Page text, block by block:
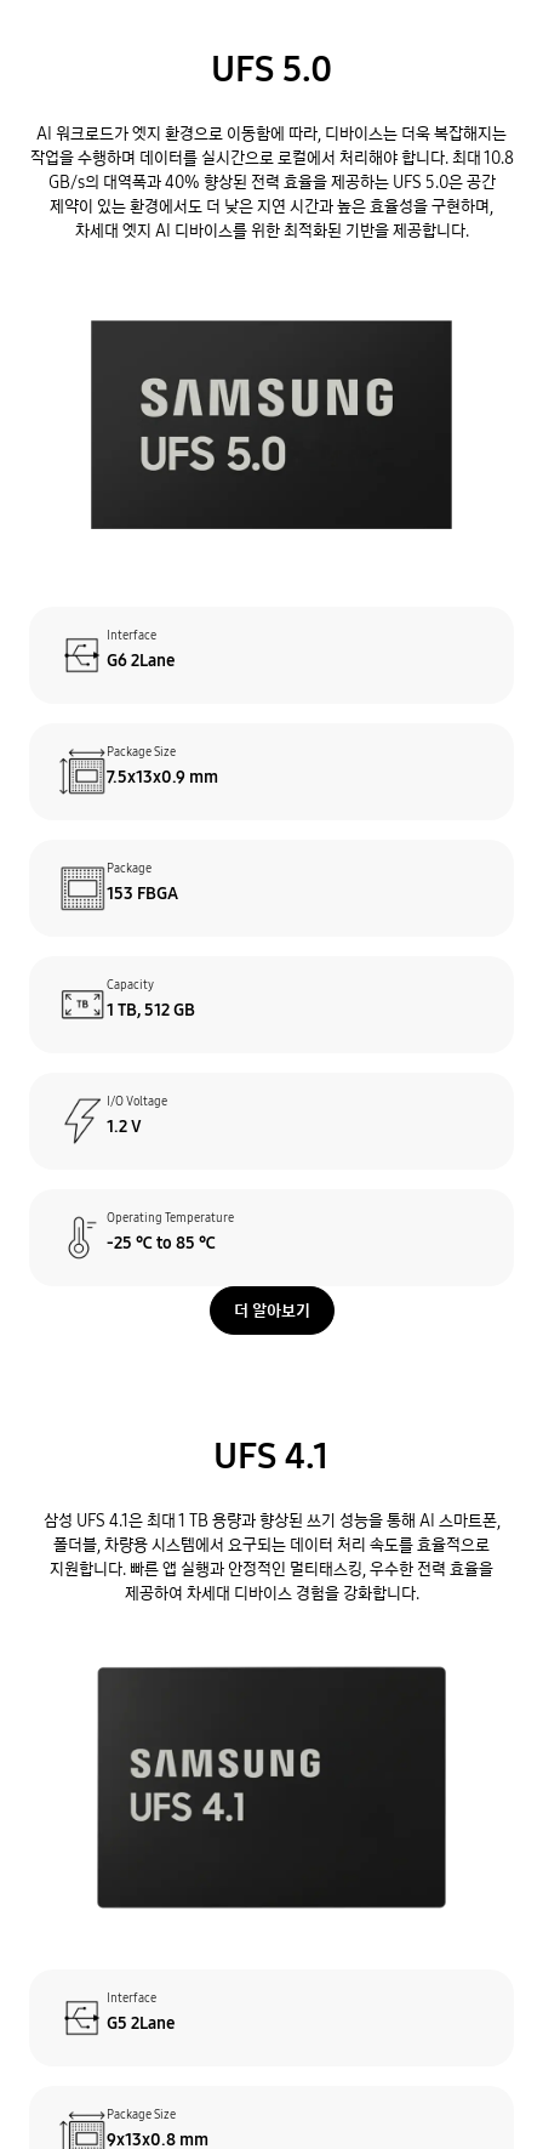
UFS 5.0
AI 워크로드가 엣지 환경으로 이동함에 따라, 디바이스는 더욱 복잡해지는
작업을 수행하며 데이터를 실시간으로 로컬에서 처리해야 합니다. 최대 10.8
GB/s의 대역폭과 40% 향상된 전력 효율을 제공하는 UFS 5.0은 공간
제약이 있는 환경에서도 더 낮은 지연 시간과 높은 효율성을 구현하며,
차세대 엣지 AI 디바이스를 위한 최적화된 기반을 제공합니다.
Interface
G6 2Lane
Package Size
7.5x13x0.9 mm
Package
153 FBGA
Capacity
1 TB, 512 GB
I/O Voltage
1.2 V
Operating Temperature
-25 ℃ to 85 ℃
더 알아보기
UFS 4.1
삼성 UFS 4.1은 최대 1 TB 용량과 향상된 쓰기 성능을 통해 AI 스마트폰,
폴더블, 차량용 시스템에서 요구되는 데이터 처리 속도를 효율적으로
지원합니다. 빠른 앱 실행과 안정적인 멀티태스킹, 우수한 전력 효율을
제공하여 차세대 디바이스 경험을 강화합니다.
Interface
G5 2Lane
Package Size
9x13x0.8 mm